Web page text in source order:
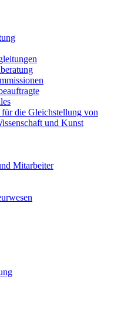
für die Gleichstellung von
und Kunst
Mitarbeiter